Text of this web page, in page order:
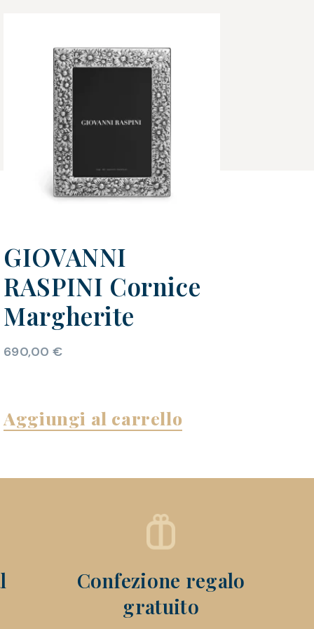
GIOVANNI
RASPINI Cornice
Margherite
690,00 €
Aggiungi al carrello
Confezione regalo
gratuito